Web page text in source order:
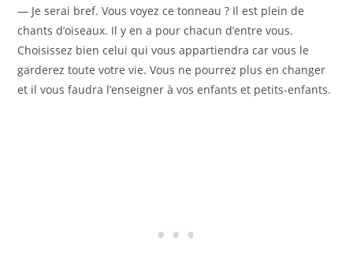
— Je serai bref. Vous voyez ce tonneau ? Il est plein de
chants d’oiseaux. Il y en a pour chacun d’entre vous.
Choisissez bien celui qui vous appartiendra car vous le
garderez toute votre vie. Vous ne pourrez plus en changer
et il vous faudra l’enseigner à vos enfants et petits-enfants.